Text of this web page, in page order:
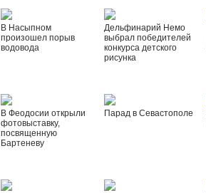
В Насыпном
произошел порыв
водовода
Дельфинарий Немо
выбрал победителей
конкурса детского
рисунка
В Феодосии открыли
фотовыставку,
посвященную
Бартеневу
Парад в Севастополе